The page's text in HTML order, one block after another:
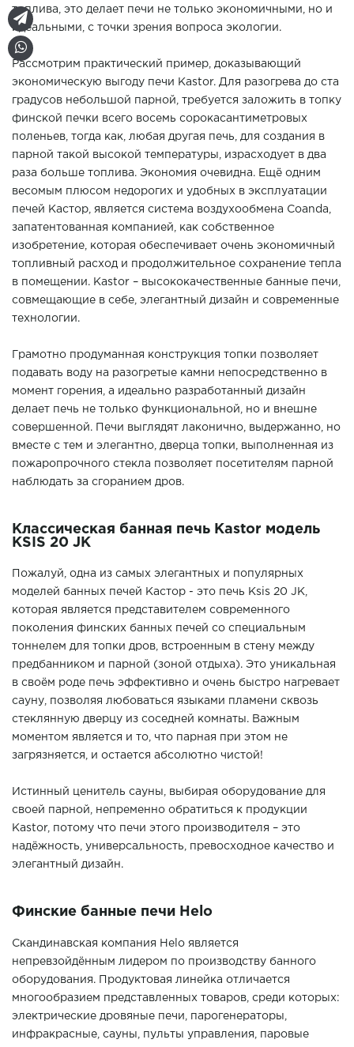
топлива, это делает печи не только экономичными, но и
идеальными, с точки зрения вопроса экологии.
Рассмотрим практический пример, доказывающий
экономическую выгоду печи Kastor. Для разогрева до ста
градусов небольшой парной, требуется заложить в топку
финской печки всего восемь сорокасантиметровых
поленьев, тогда как, любая другая печь, для создания в
парной такой высокой температуры, израсходует в два
раза больше топлива. Экономия очевидна. Ещё одним
весомым плюсом недорогих и удобных в эксплуатации
печей Кастор, является система воздухообмена Coanda,
запатентованная компанией, как собственное
изобретение, которая обеспечивает очень экономичный
топливный расход и продолжительное сохранение тепла
в помещении. Kastor – высококачественные банные печи,
совмещающие в себе, элегантный дизайн и современные
технологии.
Грамотно продуманная конструкция топки позволяет
подавать воду на разогретые камни непосредственно в
момент горения, а идеально разработанный дизайн
делает печь не только функциональной, но и внешне
совершенной. Печи выглядят лаконично, выдержанно, но
вместе с тем и элегантно, дверца топки, выполненная из
пожаропрочного стекла позволяет посетителям парной
наблюдать за сгоранием дров.
Классическая банная печь Kastor модель
KSIS 20 JK
Пожалуй, одна из самых элегантных и популярных
моделей банных печей Кастор - это печь Ksis 20 JK,
которая является представителем современного
поколения финских банных печей со специальным
тоннелем для топки дров, встроенным в стену между
предбанником и парной (зоной отдыха). Это уникальная
в своём роде печь эффективно и очень быстро нагревает
сауну, позволяя любоваться языками пламени сквозь
стеклянную дверцу из соседней комнаты. Важным
моментом является и то, что парная при этом не
загрязняется, и остается абсолютно чистой!
Истинный ценитель сауны, выбирая оборудование для
своей парной, непременно обратиться к продукции
Kastor, потому что печи этого производителя – это
надёжность, универсальность, превосходное качество и
элегантный дизайн.
Финские банные печи Helo
Скандинавская компания Helo является
непревзойдённым лидером по производству банного
оборудования. Продуктовая линейка отличается
многообразием представленных товаров, среди которых:
электрические дровяные печи, парогенераторы,
инфракрасные, сауны, пульты управления, паровые